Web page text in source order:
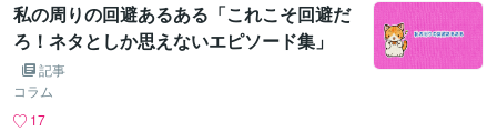
私の周りの回避あるある「これこそ回避だ
ろ！ネタとしか思えないエピソード集」
記事
コラム
17